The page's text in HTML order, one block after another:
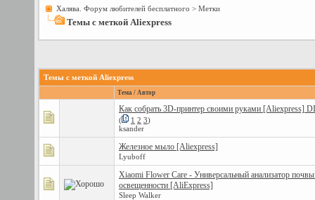
Халява. Форум любителей бесплатного > Метки
Темы с меткой Aliexpress
Темы с меткой Aliexpress
Тема / Автор
Как собрать 3D-принтер своими руками [Aliexpress]
( 1 2 3)
ksander
Железное мыло [Aliexpress]
Lyuboff
Xiaomi Flower Care - Универсальный анализатор
освещенности [AliExpress]
Sleep Walker